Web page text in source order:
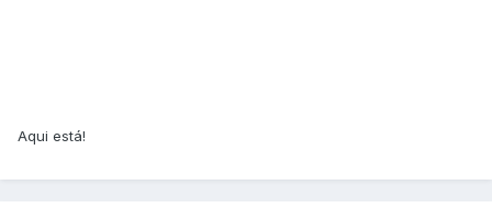
Aqui está!